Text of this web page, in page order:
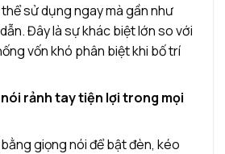
sử dụng ngay mà gần như
Đây là sự khác biệt lớn so với
vốn khó phân biệt khi bố trí
rảnh tay tiện lợi trong mọi
giọng nói để bật đèn, kéo